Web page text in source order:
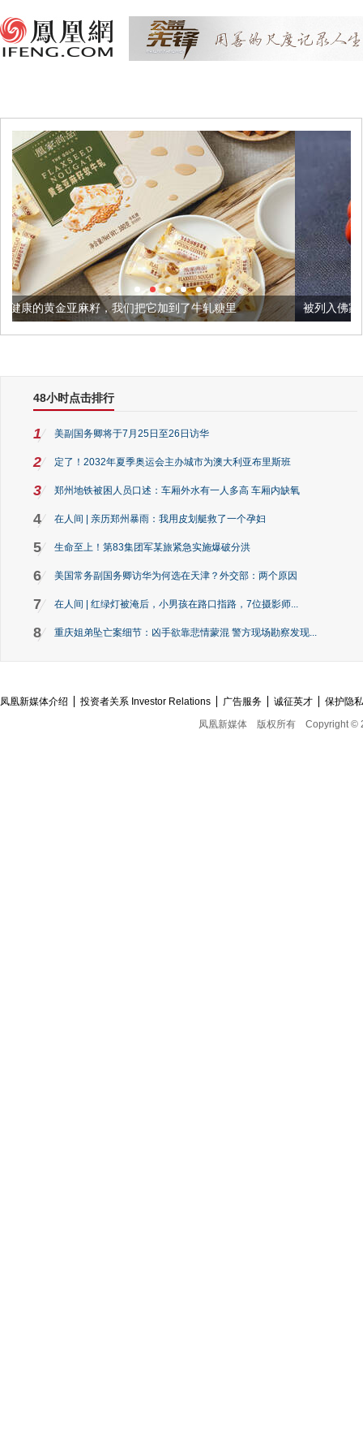
们把它加到了牛轧糖里 被列入佛家七宝的它到底有多美
48小时点击排行
1 美副国务卿将于7月25日至26日访华
2 定了！2032年夏季奥运会主办城市为澳大利亚布里斯班
3 郑州地铁被困人员口述：车厢外水有一人多高 车厢内缺氧
4 在人间 | 亲历郑州暴雨：我用皮划艇救了一个孕妇
5 生命至上！第83集团军某旅紧急实施爆破分洪
6 美国常务副国务卿访华为何选在天津？外交部：两个原因
7 在人间 | 红绿灯被淹后，小男孩在路口指路，7位摄影师...
8 重庆姐弟坠亡案细节：凶手欲靠悲情蒙混 警方现场勘察发现...
凤凰新媒体介绍 投资者关系 Investor Relations 广告服务 诚征英才
保护隐
凤凰新媒体
版权所有 Copyright ©